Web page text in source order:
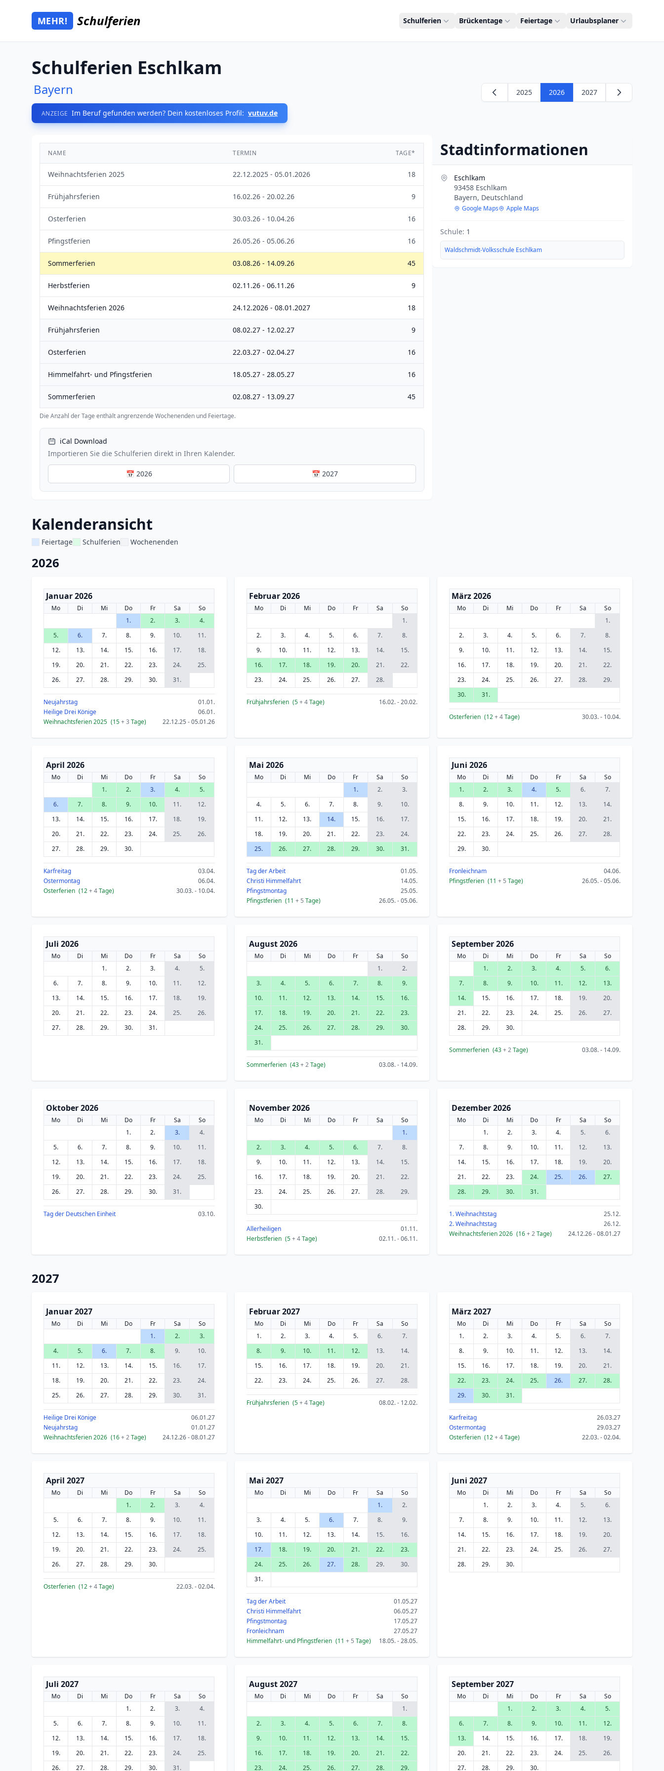
Zum Hauptinhalt springen
Mehr Schulferien
MEHR! Schulferien Schulferien Brückentage Feiertage Urlaubsplaner
Schulferien Eschlkam
Bayern
ANZEIGE Im Beruf gefunden werden? Dein kostenloses Profil: vutuv.de
2025 2026 2027
NAME TERMIN TAGE*
Weihnachtsferien 2025 22.12.2025 - 05.01.2026 18
Frühjahrsferien 16.02.26 - 20.02.26 9
Osterferien 30.03.26 - 10.04.26 16
Pfingstferien 26.05.26 - 05.06.26 16
Sommerferien 03.08.26 - 14.09.26 45
Herbstferien 02.11.26 - 06.11.26 9
Weihnachtsferien 2026 24.12.2026 - 08.01.2027 18
Frühjahrsferien 08.02.27 - 12.02.27 9
Osterferien 22.03.27 - 02.04.27 16
Himmelfahrt- und Pfingstferien 18.05.27 - 28.05.27 16
Sommerferien 02.08.27 - 13.09.27 45
Die Anzahl der Tage enthält angrenzende Wochenenden und Feiertage.
iCal Download
Importieren Sie die Schulferien direkt in Ihren Kalender.
📅 2026 📅 2027
Stadtinformationen
Eschlkam
93458 Eschlkam
Bayern, Deutschland
Google Maps Apple Maps
Schule: 1
Waldschmidt-Volksschule Eschlkam
Kalenderansicht
Feiertage Schulferien Wochenenden
2026
Januar 2026
Mo Di Mi Do Fr Sa
So
1.
2. 3.
4.
5.
6. 7. 8. 9. 10.
11.
12.
13. 14. 15. 16. 17.
18.
19.
20. 21. 22. 23. 24.
25.
26.
27. 28. 29. 30. 31.
Neujahrstag
01.01.
Heilige Drei Könige
06.01.
Weihnachtsferien 2025 (15+ 3 Tage) 22.12.25 - 05.01.26
Februar 2026
Mo Di Mi Do Fr Sa
So
1.
2.
3. 4. 5. 6. 7.
8.
9.
10. 11. 12. 13. 14.
15.
16.
17. 18. 19. 20. 21.
22.
23.
24. 25. 26. 27. 28.
Frühjahrsferien (5+ 4Tage) 16.02. - 20.02.
März 2026
Mo Di Mi Do Fr Sa
So
1.
2.
3. 4. 5. 6. 7.
8.
9.
10. 11. 12. 13. 14.
15.
16.
17. 18. 19. 20. 21.
22.
23.
24. 25. 26. 27. 28.
29.
30.
31.
Osterferien (12+ 4Tage) 30.03. - 10.04.
April 2026
Mo Di Mi Do Fr Sa
So
1.
2. 3. 4.
5.
6.
7. 8. 9. 10. 11.
12.
13.
14. 15. 16. 17. 18.
19.
20.
21. 22. 23. 24. 25.
26.
27.
28. 29. 30.
Karfreitag
03.04.
Ostermontag
06.04.
Osterferien (12+ 4Tage) 30.03. - 10.04.
Mai 2026
Mo Di Mi Do Fr Sa
So
1.
2.
3.
4.
5. 6. 7. 8. 9.
10.
11.
12. 13. 14. 15. 16.
17.
18.
19. 20. 21. 22. 23.
24.
25.
26. 27. 28. 29. 30. 31.
Tag der Arbeit
01.05.
Christi Himmelfahrt
14.05.
Pfingstmontag
25.05.
Pfingstferien (11 + 5 Tage) 26.05. - 05.06.
Juni 2026
Mo Di Mi Do Fr Sa
So
1.
2. 3. 4. 5. 6.
7.
8.
9. 10. 11. 12. 13.
14.
15.
16. 17. 18. 19. 20.
21.
22.
23. 24. 25. 26. 27.
28.
29.
30.
Fronleichnam
04.06.
Pfingstferien (11+ 5 Tage) 26.05. - 05.06.
Juli 2026
Mo Di Mi Do Fr Sa
So
1.
2. 3. 4.
5.
6.
7. 8. 9. 10. 11.
12.
13.
14. 15. 16. 17. 18.
19.
20.
21. 22. 23. 24. 25.
26.
27.
28. 29. 30. 31.
August 2026
Mo Di Mi Do Fr Sa
So
1.
2.
3.
4. 5. 6. 7. 8.
9.
10.
11. 12. 13. 14. 15.
16.
17.
18. 19. 20. 21. 22.
23.
24.
25. 26. 27. 28. 29.
30.
31.
Sommerferien (43+ 2Tage) 03.08. - 14.09.
September 2026
Mo Di Mi Do Fr Sa
So
1.
2. 3. 4. 5.
6.
7.
8. 9. 10. 11. 12.
13.
14.
15. 16. 17. 18. 19.
20.
21.
22. 23. 24. 25. 26.
27.
28.
29. 30.
Sommerferien (43+ 2Tage) 03.08. - 14.09.
Oktober 2026
Mo Di Mi Do Fr Sa
So
1.
2. 3.
4.
5.
6. 7. 8. 9. 10.
11.
12.
13. 14. 15. 16. 17.
18.
19.
20. 21. 22. 23. 24.
25.
26.
27. 28. 29. 30. 31.
Tag der Deutschen Einheit 03.10.
November 2026
Mo Di Mi Do Fr Sa
So
1.
2.
3. 4. 5. 6. 7.
8.
9.
10. 11. 12. 13. 14.
15.
16.
17. 18. 19. 20. 21.
22.
23.
24. 25. 26. 27. 28.
29.
30.
Allerheiligen
01.11.
Herbstferien (5+ 4Tage) 02.11. - 06.11.
Dezember 2026
Mo Di Mi Do Fr Sa
So
1.
2. 3. 4. 5.
6.
7.
8. 9. 10. 11. 12.
13.
14.
15. 16. 17. 18. 19.
20.
21.
22. 23. 24. 25. 26.
27.
28.
29. 30. 31.
1. Weihnachtstag
25.12.
2. Weihnachtstag
26.12.
Weihnachtsferien 2026 (16+ 2Tage) 24.12.26 - 08.01.27
2027
Januar 2027
Mo Di Mi Do Fr Sa
So
1.
2.
3.
4.
5. 6. 7. 8. 9.
10.
11.
12. 13. 14. 15. 16.
17.
18.
19. 20. 21. 22. 23.
24.
25.
26. 27. 28. 29. 30. 31.
Heilige Drei Könige
06.01.27
Neujahrstag
01.01.27
Weihnachtsferien 2026 (16+ 2Tage) 24.12.26 - 08.01.27
Februar 2027
Mo Di Mi Do Fr Sa
So
1.
2. 3. 4. 5. 6.
7.
8.
9. 10. 11. 12. 13.
14.
15.
16. 17. 18. 19. 20.
21.
22.
23. 24. 25. 26. 27. 28.
Frühjahrsferien (5+ 4Tage) 08.02. - 12.02.
März 2027
Mo Di Mi Do Fr Sa
So
1.
2. 3. 4. 5. 6.
7.
8.
9. 10. 11. 12. 13.
14.
15.
16. 17. 18. 19. 20.
21.
22.
23. 24. 25. 26. 27.
28.
29.
30. 31.
Karfreitag
26.03.27
Ostermontag
29.03.27
Osterferien (12+ 4Tage) 22.03. - 02.04.
April 2027
Mo Di Mi Do Fr Sa
So
1.
2. 3.
4.
5.
6. 7. 8. 9. 10.
11.
12.
13. 14. 15. 16. 17.
18.
19.
20. 21. 22. 23. 24.
25.
26.
27. 28. 29. 30.
Osterferien (12+ 4Tage) 22.03. - 02.04.
Mai 2027
Mo Di Mi Do Fr Sa
So
1.
2.
3.
4. 5. 6. 7. 8.
9.
10.
11. 12. 13. 14. 15.
16.
17.
18. 19. 20. 21. 22.
23.
24.
25. 26. 27. 28. 29.
30.
31.
Tag der Arbeit
01.05.27
Christi Himmelfahrt
06.05.27
Pfingstmontag
17.05.27
Fronleichnam
27.05.27
Himmelfahrt- und Pfingstferien (11 + 5 Tage) 18.05. - 28.05.
Juni 2027
Mo Di Mi Do Fr Sa
So
1.
2. 3. 4. 5.
6.
7.
8. 9. 10. 11. 12.
13.
14.
15. 16. 17. 18. 19.
20.
21.
22. 23. 24. 25. 26.
27.
28.
29. 30.
Juli 2027
Mo Di Mi Do Fr Sa
So
1.
2. 3.
4.
5.
6. 7. 8. 9. 10.
11.
12.
13. 14. 15. 16. 17.
18.
19.
20. 21. 22. 23. 24.
25.
26.
27. 28. 29. 30. 31.
August 2027
Mo Di Mi Do Fr Sa
So
1.
2.
3. 4. 5. 6. 7.
8.
9.
10. 11. 12. 13. 14.
15.
16.
17. 18. 19. 20. 21.
22.
23.
24. 25. 26. 27. 28. 29.
September 2027
Mo Di Mi Do Fr Sa
So
1.
2. 3. 4.
5.
6.
7. 8. 9. 10. 11.
12.
13.
14. 15. 16. 17. 18.
19.
20.
21. 22. 23. 24. 25.
26.
27.
28. 29. 30.